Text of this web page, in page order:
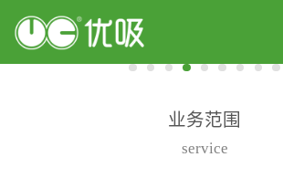
业务范围
service